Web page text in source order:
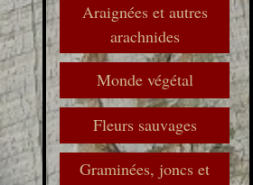
Araignées et autres
arachnides
Monde végétal
Fleurs sauvages
Graminées, joncs et